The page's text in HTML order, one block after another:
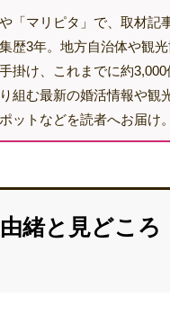
「マリピタ」で、取材記
歴3年。地方自治体や観
掛け、これまでに約3,000
組む最新の婚活情報や観
ットなどを読者へお届け。
緒と見どころ